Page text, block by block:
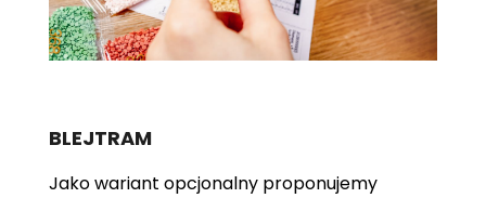
BLEJTRAM
Jako wariant opcjonalny proponujemy